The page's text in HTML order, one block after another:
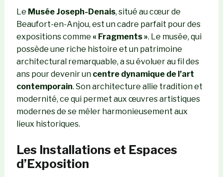
Le Musée Joseph-Denais, situé au cœur de
Beaufort-en-Anjou, est un cadre parfait pour des
expositions comme « Fragments ». Le musée, qui
possède une riche histoire et un patrimoine
architectural remarquable, a su évoluer au fil des
ans pour devenir un centre dynamique de l’art
contemporain. Son architecture allie tradition et
modernité, ce qui permet aux œuvres artistiques
modernes de se mêler harmonieusement aux
lieux historiques.
Les Installations et Espaces
d’Exposition